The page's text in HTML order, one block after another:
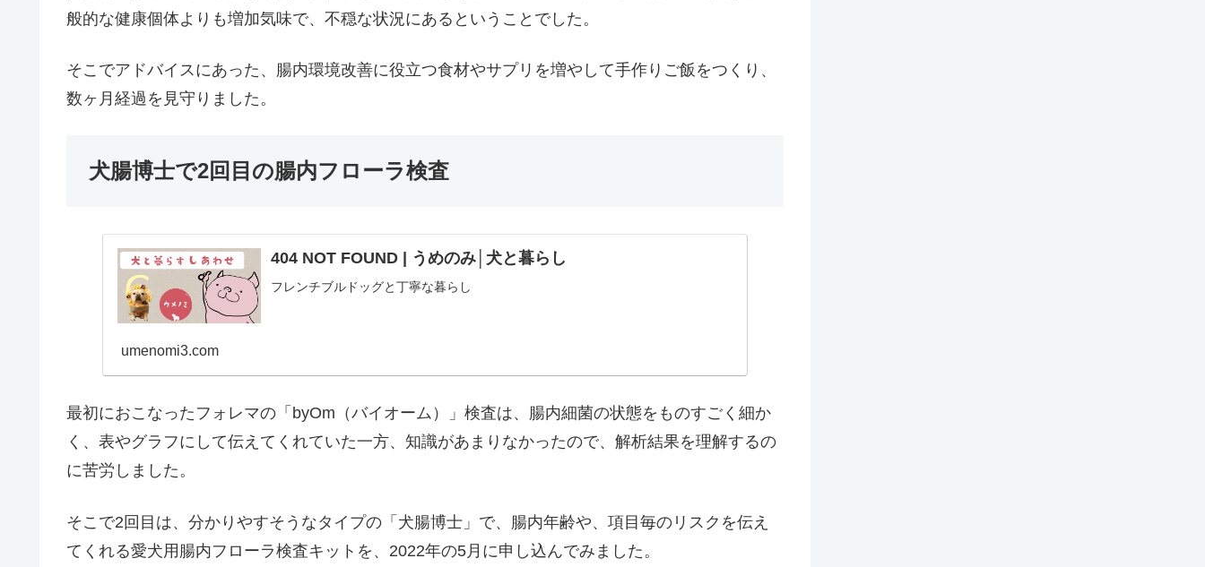
般的な健康個体よりも増加気味で、不穏な状況にあるということでした。
そこでアドバイスにあった、腸内環境改善に役立つ食材やサプリを増やして手作りご飯をつくり、
数ヶ月経過を見守りました。
犬腸博士で2回目の腸内フローラ検査
404 NOT FOUND | うめのみ│犬と暮らし
フレンチブルドッグと丁寧な暮らし
umenomi3.com
最初におこなったフォレマの「byOm（バイオーム）」検査は、腸内細菌の状態をものすごく細か
く、表やグラフにして伝えてくれていた一方、知識があまりなかったので、解析結果を理解するの
に苦労しました。
そこで2回目は、分かりやすそうなタイプの「犬腸博士」で、腸内年齢や、項目毎のリスクを伝え
てくれる愛犬用腸内フローラ検査キットを、2022年の5月に申し込んでみました。